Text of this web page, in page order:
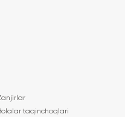
taqinchoqlari